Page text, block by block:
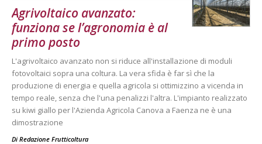
Agrivoltaico avanzato:
funziona se l’agronomia è al
primo posto
L'agrivoltaico avanzato non si riduce all'installazione di moduli
fotovoltaici sopra una coltura. La vera sfida è far sì che la
produzione di energia e quella agricola si ottimizzino a vicenda in
tempo reale, senza che l'una penalizzi l'altra. L'impianto realizzato
su kiwi giallo per l'Azienda Agricola Canova a Faenza ne è una
dimostrazione
Di Redazione Frutticoltura